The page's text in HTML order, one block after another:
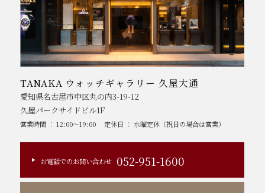
TANAKA ウォッチギャラリー 久屋大通
愛知県名古屋市中区丸の内3-19-12
久屋パークサイドビル1F
営業時間 ： 12:00～19:00 定休日 ： 水曜定休（祝日の場合は営業）
お電話でのお問い合わせ 052-951-1600